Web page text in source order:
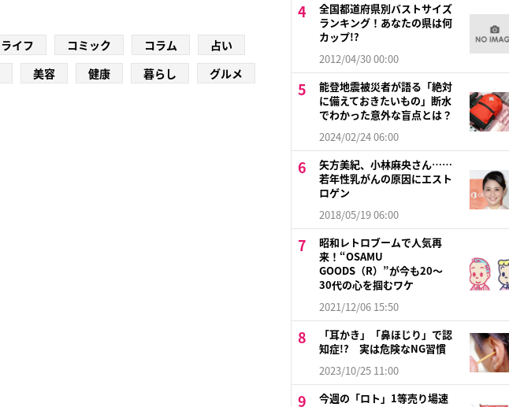
ライフ コミック コラム
占い
美容 健康 暮らし グルメ
全国都道府県別バストサイズ
ランキング！あなたの県は何
カップ!?
2012/04/30 00:00
能登地震被災者が語る「絶対
に備えておきたいもの」断水
でわかった意外な盲点とは？
2024/02/24 06:00
矢方美紀、小林麻央さん……
若年性乳がんの原因にエスト
ロゲン
2018/05/19 06:00
昭和レトロブームで人気再
来！“OSAMU
GOODS（R）”が今も20～
30代の心を掴むワケ
2021/12/06 15:50
「耳かき」「鼻ほじり」で認
知症!? 実は危険なNG習慣
2023/10/25 11:00
今週の「ロト」1等売り場速